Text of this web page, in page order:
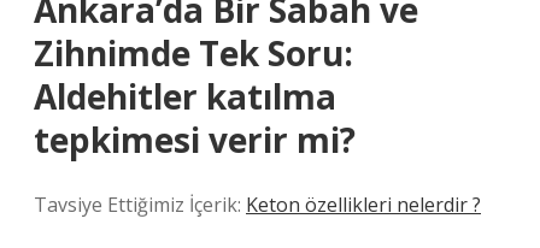
Ankara’da Bir Sabah ve
Zihnimde Tek Soru:
Aldehitler katılma
tepkimesi verir mi?
Tavsiye Ettiğimiz İçerik: Keton özellikleri nelerdir ?